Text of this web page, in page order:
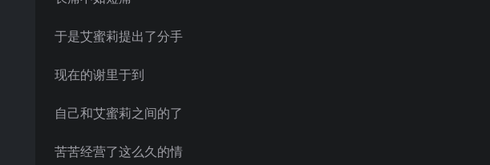
于是艾蜜莉提出了分手
现在的谢里于到
自己和艾蜜莉之间的了
苦苦经营了这么久的情